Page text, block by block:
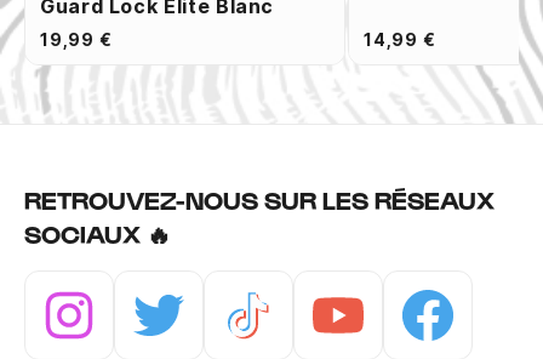
Guard Lock Elite Blanc
19,99 € 14,99 €
RETROUVEZ-NOUS SUR LES RÉSEAUX
SOCIAUX 🔥